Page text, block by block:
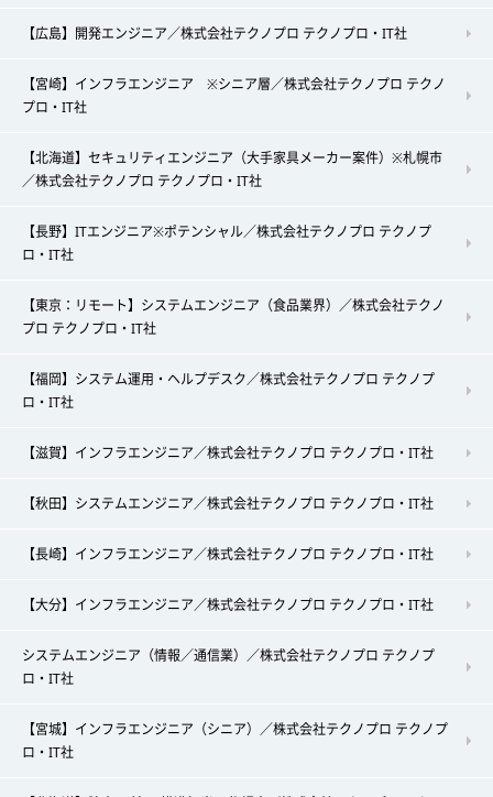
【広島】開発エンジニア／株式会社テクノプロ テクノプロ・IT社
【宮崎】インフラエンジニア ※シニア層／株式会社テクノプロ テクノ
プロ・IT社
【北海道】セキュリティエンジニア（大手家具メーカー案件）※札幌市
／株式会社テクノプロ テクノプロ・IT社
【長野】ITエンジニア※ポテンシャル／株式会社テクノプロ テクノプ
ロ・IT社
【東京：リモート】システムエンジニア（食品業界）／株式会社テクノ
プロ テクノプロ・IT社
【福岡】システム運用・ヘルプデスク／株式会社テクノプロ テクノプ
ロ・IT社
【滋賀】インフラエンジニア／株式会社テクノプロ テクノプロ・IT社
【秋田】システムエンジニア／株式会社テクノプロ テクノプロ・IT社
【長崎】インフラエンジニア／株式会社テクノプロ テクノプロ・IT社
【大分】インフラエンジニア／株式会社テクノプロ テクノプロ・IT社
システムエンジニア（情報／通信業）／株式会社テクノプロ テクノプ
ロ・IT社
【宮城】インフラエンジニア（シニア）／株式会社テクノプロ テクノプ
ロ・IT社